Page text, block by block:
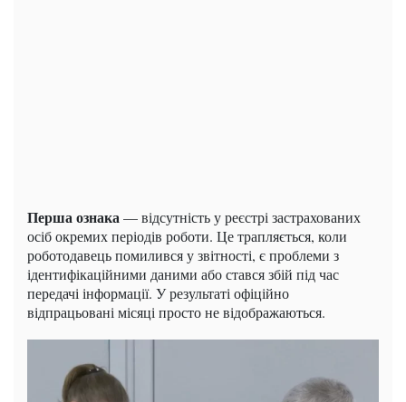
Перша ознака — відсутність у реєстрі застрахованих
осіб окремих періодів роботи. Це трапляється, коли
роботодавець помилився у звітності, є проблеми з
ідентифікаційними даними або стався збій під час
передачі інформації. У результаті офіційно
відпрацьовані місяці просто не відображаються.